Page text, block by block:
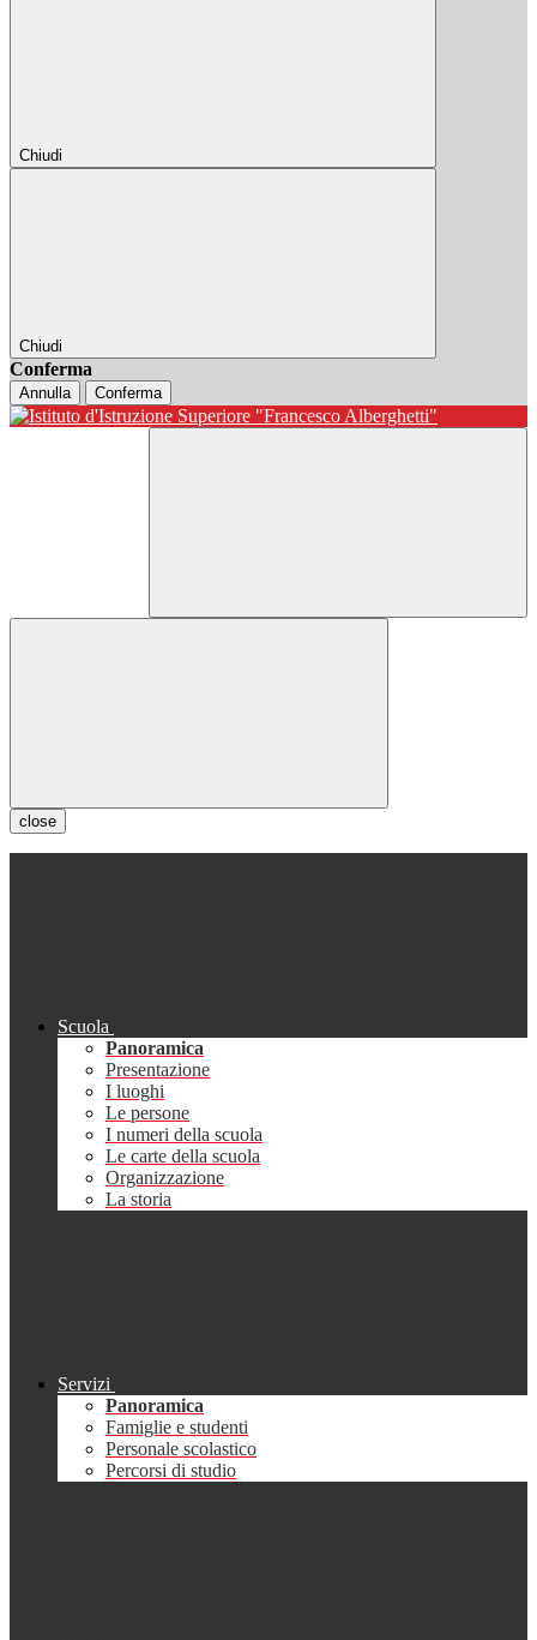
Chiudi
Chiudi
Conferma
Annulla Conferma
close
Scuola
Panoramica
Presentazione
I luoghi
Le persone
I numeri della scuola
Le carte della scuola
Organizzazione
La storia
Servizi
Panoramica
Famiglie e studenti
Personale scolastico
Percorsi di studio